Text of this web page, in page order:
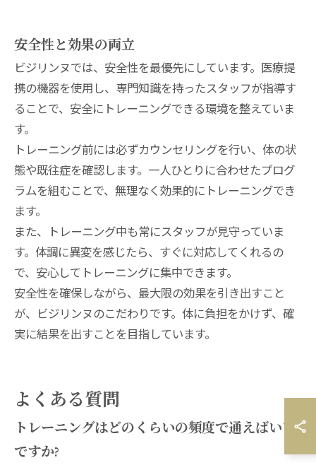
安全性と効果の両立
ビジリンヌでは、安全性を最優先にしています。医療提
携の機器を使用し、専門知識を持ったスタッフが指導す
ることで、安全にトレーニングできる環境を整えていま
す。
トレーニング前には必ずカウンセリングを行い、体の状
態や既往症を確認します。一人ひとりに合わせたプログ
ラムを組むことで、無理なく効果的にトレーニングでき
ます。
また、トレーニング中も常にスタッフが見守っていま
す。体調に異変を感じたら、すぐに対応してくれるの
で、安心してトレーニングに集中できます。
安全性を確保しながら、最大限の効果を引き出すこと
が、ビジリンヌのこだわりです。体に負担をかけず、確
実に結果を出すことを目指しています。
よくある質問
トレーニングはどのくらいの頻度で通えばいい
ですか?